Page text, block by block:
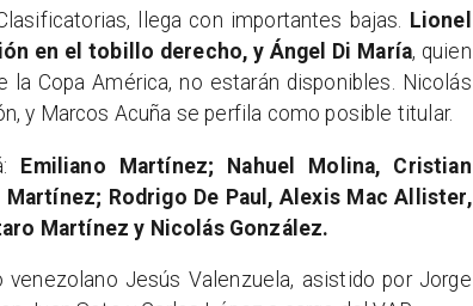
llega con importantes bajas. Lionel
en el tobillo derecho, y Ángel Di María, quien
Copa América, no estarán disponibles. Nicolás
y Marcos Acuña se perfila como posible titular.
Emiliano Martínez; Nahuel Molina, Cristian
Rodrigo De Paul, Alexis Mac Allister,
Martínez y Nicolás González.
Jesús Valenzuela, asistido por Jorge